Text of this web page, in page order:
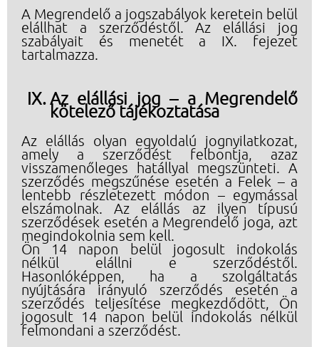
A Megrendelő a jogszabályok keretein belül
elállhat a szerződéstől. Az elállási jog
szabályait és menetét a IX. fejezet
tartalmazza.
Az elállási jog – a Megrendelő
kötelező tájékoztatása
Az elállás olyan egyoldalú jognyilatkozat,
amely a szerződést felbontja, azaz
visszamenőleges hatállyal megszünteti. A
szerződés megszűnése esetén a Felek – a
lentebb részletezett módon – egymással
elszámolnak. Az elállás az ilyen típusú
szerződések esetén a Megrendelő joga, azt
megindokolnia sem kell.
Ön 14 napon belül jogosult indokolás
nélkül elállni e szerződéstől.
Hasonlóképpen, ha a szolgáltatás
nyújtására irányuló szerződés esetén a
szerződés teljesítése megkezdődött, Ön
jogosult 14 napon belül indokolás nélkül
felmondani a szerződést.